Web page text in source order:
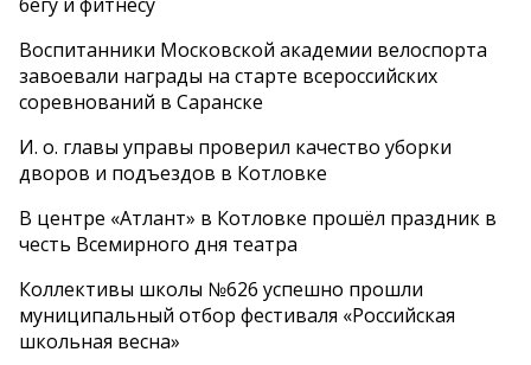
Воспитанники Московской академии велоспорта
завоевали награды на старте всероссийских
соревнований в Саранске
И. о. главы управы проверил качество уборки
дворов и подъездов в Котловке
В центре «Атлант» в Котловке прошёл праздник в
честь Всемирного дня театра
Коллективы школы №626 успешно прошли
муниципальный отбор фестиваля «Российская
школьная весна»